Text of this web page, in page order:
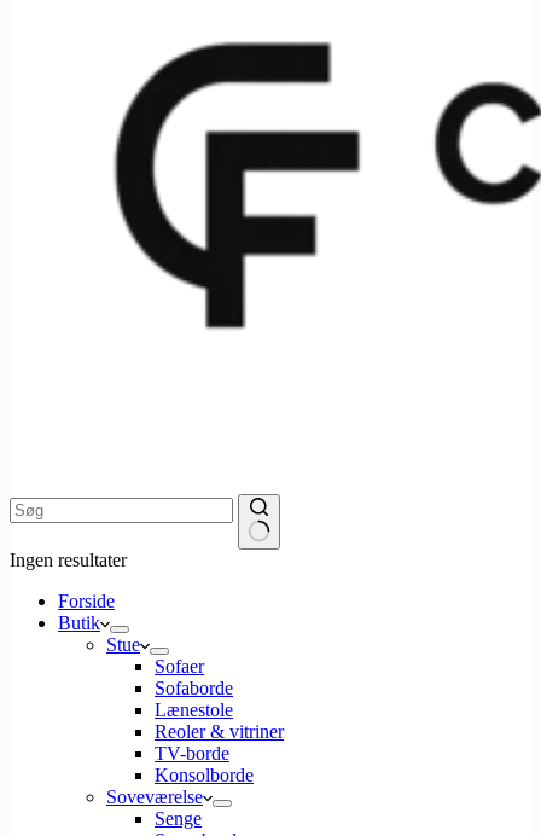
Ingen resultater
Forside
Butik
Stue
Sofaer
Sofaborde
Lænestole
Reoler & vitriner
TV-borde
Konsolborde
Soveværelse
Senge